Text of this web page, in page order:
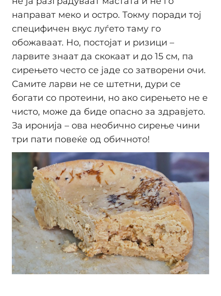
направат меко и остро. Токму поради тој
специфичен вкус луѓето таму го
обожаваат. Но, постојат и ризици –
ларвите знаат да скокаат и до 15 см, па
сирењето често се јаде со затворени очи.
Самите ларви не се штетни, дури се
богати со протеини, но ако сирењето не е
чисто, може да биде опасно за здравјето.
За иронија – ова необично сирење чини
три пати повеќе од обичното!